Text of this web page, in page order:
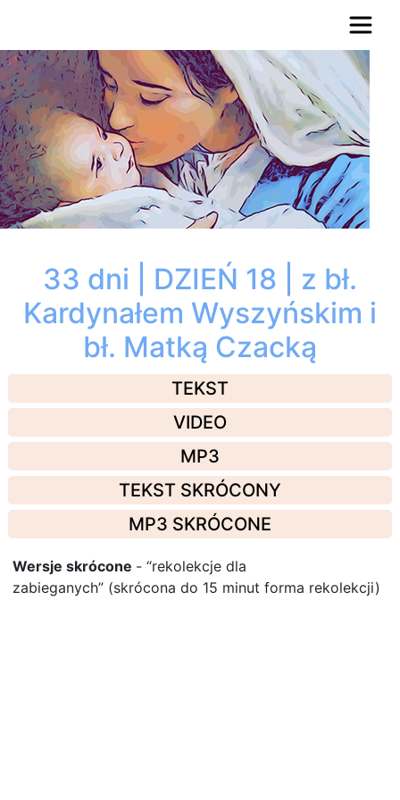
33 dni | DZIEŃ 18 | z bł.
Kardynałem Wyszyńskim i
bł. Matką Czacką
TEKST
VIDEO
MP3
TEKST SKRÓCONY
MP3 SKRÓCONE
Wersje skrócone - “rekolekcje dla
zabieganych” (skrócona do 15 minut forma rekolekcji)